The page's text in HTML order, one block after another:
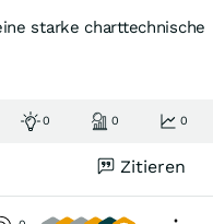
starke charttechnische
0 0 0
Zitieren